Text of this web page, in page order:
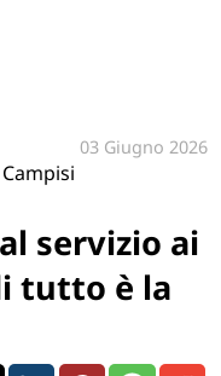
03 Giugno 2026
servizio ai
tutto è la